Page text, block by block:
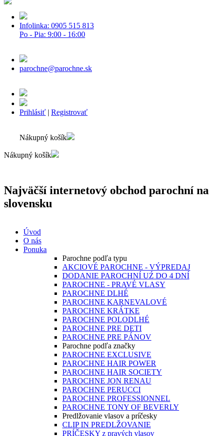
Infolinka: 0905 515 813
Po - Pia: 9:00 - 16:00
parochne@parochne.sk
Prihlásiť | Registrovať
Nákupný košík
Nákupný košík
Najväčší internetový obchod parochní na
slovensku
Úvod
O nás
Ponuka
Parochne podľa typu
AKCIOVÉ PAROCHNE - VÝPREDAJ
DODANIE PAROCHNÍ UŹ DO 4 DNÍ
PAROCHNE - PRAVÉ VLASY
PAROCHNE DLHÉ
PAROCHNE KARNEVALOVÉ
PAROCHNE KRÁTKE
PAROCHNE POLODLHÉ
PAROCHNE PRE DETI
PAROCHNE PRE PÁNOV
Parochne podľa značky
PAROCHNE EXCLUSIVE
PAROCHNE HAIR POWER
PAROCHNE HAIR SOCIETY
PAROCHNE JON RENAU
PAROCHNE PERUCCI
PAROCHNE PROFESSIONNEL
PAROCHNE TONY OF BEVERLY
Predlžovanie vlasov a príčesky
CLIP IN PREDLŽOVANIE
PRÍČESKY z pravých vlasov